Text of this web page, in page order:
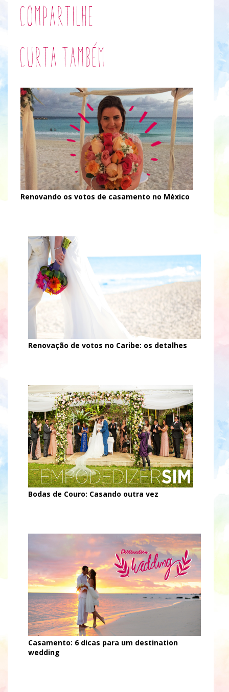
Compartilhe
Curta também
Renovando os votos de casamento no México
Renovação de votos no Caribe: os detalhes
Bodas de Couro: Casando outra vez
Casamento: 6 dicas para um destination
wedding